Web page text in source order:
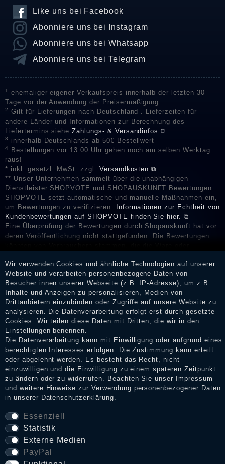
Like uns bei Facebook
Abonniere uns bei Instagram
Abonniere uns bei Whatsapp
Abonniere uns bei Telegram
1
ehemaliger eigener Verkaufspreis innerhalb der letzten 30
Tage vor der Anwendung der Preisermäßigung
2
Gilt für Lieferungen nach Deutschland . Lieferzeiten für
andere Länder und Informationen zur Berechnung des
Liefertermins sieheZahlungs- & Versandinfos ⧉
3 innerhalb Deutschlands ab 50€ Bestellwert
4
Bestellungen vor 13.00 Uhr gehen noch am selben Werktag
raus!
* inkl. gesetzl. MwSt. zzgl. Versandkosten ⧉
** Unser Unternehmen sammelt über die unabhängigen
Dienstleister SHOPVOTE und SHOPAUSKUNFT Bewertungen.
SHOPVOTE setzt automatische und manuelle Maßnahmen ein,
um Bewertungen zu verifizieren.
Informationen zur Echtheit von
Kundenbewertungen auf SHOPVOTE finden Sie hier. ⧉
Eine Überprüfung der Bewertungen durch Shopauskunft hat vor
deren Veröffentlichung nicht stattgefunden. Die Bewertungen
Erhalt einer Benachrichtigungs-E-Mail können Händler die
Bewertungen verifizieren und über die erfolgte Verifizierung im
Shop informieren.
Impressum
Daten­schutz­erklärung
AGB
Widerrufs­recht
VERTRAG WIDERRUFEN
Wir verwenden Cookies und ähnliche Technologien auf unserer
Website und verarbeiten personenbezogene Daten von
Besucher:innen unserer Webseite (z.B. IP-Adresse), um z.B.
Inhalte und Anzeigen zu personalisieren, Medien von
Drittanbietern einzubinden oder Zugriffe auf unsere Website zu
analysieren. Die Datenverarbeitung erfolgt erst durch gesetzte
Cookies. Wir teilen diese Daten mit Dritten, die wir in den
Einstellungen benennen.
Die Datenverarbeitung kann mit Einwilligung oder aufgrund eines
berechtigten Interesses erfolgen. Die Zustimmung kann erteilt
oder abgelehnt werden. Es besteht das Recht, nicht
einzuwilligen und die Einwilligung zu einem späteren Zeitpunkt
zu ändern oder zu widerrufen. Beachten Sie unser
Impressum
und weitere Hinweise zur Verwendung personenbezogener Daten
in unserer Daten­schutz­erklärung.
Essenziell
Statistik
Externe Medien
PayPal